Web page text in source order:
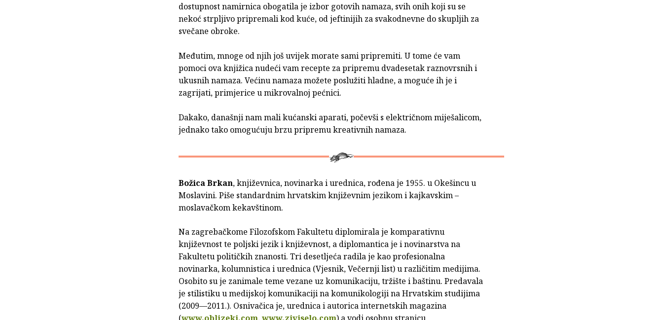
dostupnost namirnica obogatila je izbor gotovih namaza, svih onih koji su se
nekoć strpljivo pripremali kod kuće, od jeftinijih za svakodnevne do skupljih za
svečane obroke.
Međutim, mnoge od njih još uvijek morate sami pripremiti. U tome će vam
pomoci ova knjižica nudeći vam recepte za pripremu dvadesetak raznovrsnih i
ukusnih namaza. Većinu namaza možete poslužiti hladne, a moguće ih je i
zagrijati, primjerice u mikrovalnoj pećnici.
Dakako, današnji nam mali kućanski aparati, počevši s električnom miješalicom,
jednako tako omogućuju brzu pripremu kreativnih namaza.
Božica Brkan, književnica, novinarka i urednica, rođena je 1955. u Okešincu u
Moslavini. Piše standardnim hrvatskim književnim jezikom i kajkavskim –
moslavačkom kekavštinom.
Na zagrebačkome Filozofskom Fakultetu diplomirala je komparativnu
književnost te poljski jezik i književnost, a diplomantica je i novinarstva na
Fakultetu političkih znanosti. Tri desetljeća radila je kao profesionalna
novinarka, kolumnistica i urednica (Vjesnik, Večernji list) u različitim medijima.
Osobito su je zanimale teme vezane uz komunikaciju, tržište i baštinu. Predavala
je stilistiku u medijskoj komunikaciji na komunikologiji na Hrvatskim studijima
(2009—2011.). Osnivačica je, urednica i autorica internetskih magazina